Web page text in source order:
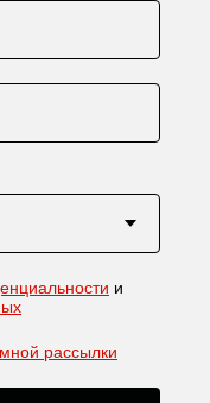
и
рассылки